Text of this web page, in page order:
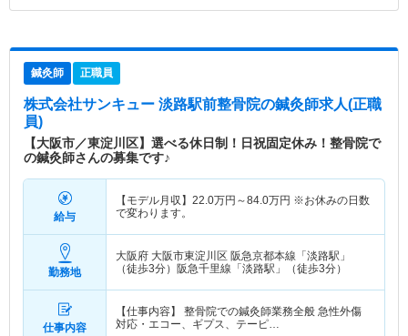
鍼灸師 正職員
株式会社サンキュー 淡路駅前整骨院の鍼灸師求人(正職
員)
【大阪市／東淀川区】選べる休日制！日祝固定休み！整骨院で
の鍼灸師さんの募集です♪
給与
【モデル月収】 22.0万円～84.0万円 ※お休みの日数
で変わります。
勤務地
大阪府 大阪市東淀川区 阪急京都本線「淡路駅」
（徒歩3分）阪急千里線「淡路駅」（徒歩3分）
仕事内容
【仕事内容】 整骨院での鍼灸師業務全般 急性外傷
対応・エコー、ギプス、テーピ…